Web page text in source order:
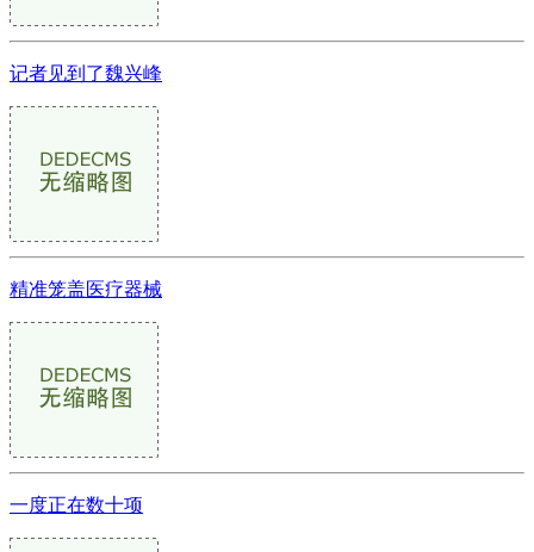
记者见到了魏兴峰
精准笼盖医疗器械
一度正在数十项